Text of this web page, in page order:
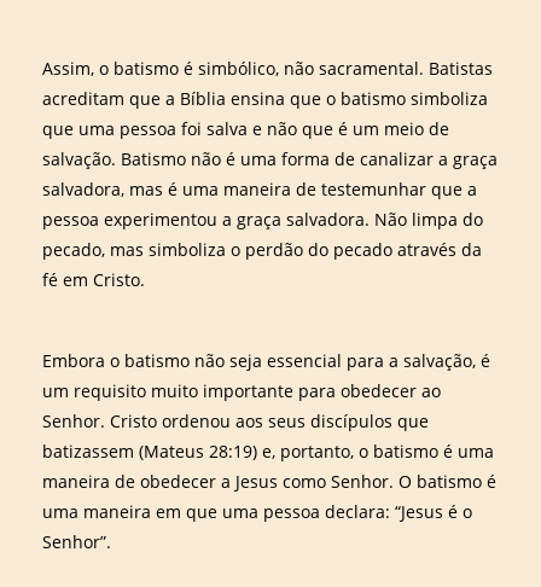
Assim, o batismo é simbólico, não sacramental. Batistas
acreditam que a Bíblia ensina que o batismo simboliza
que uma pessoa foi salva e não que é um meio de
salvação. Batismo não é uma forma de canalizar a graça
salvadora, mas é uma maneira de testemunhar que a
pessoa experimentou a graça salvadora. Não limpa do
pecado, mas simboliza o perdão do pecado através da
fé em Cristo.
Embora o batismo não seja essencial para a salvação, é
um requisito muito importante para obedecer ao
Senhor. Cristo ordenou aos seus discípulos que
batizassem (Mateus 28:19) e, portanto, o batismo é uma
maneira de obedecer a Jesus como Senhor. O batismo é
uma maneira em que uma pessoa declara: “Jesus é o
Senhor”.